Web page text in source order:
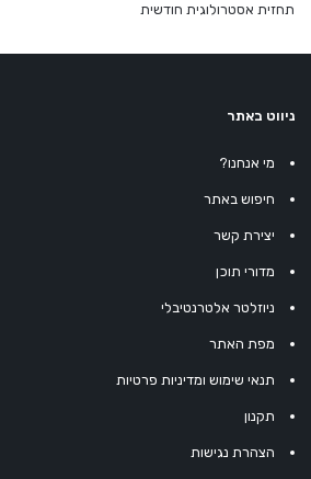
תחזית אסטרולוגית חודשית
ניווט באתר
מי אנחנו?
חיפוש באתר
יצירת קשר
מדורי תוכן
ניוזלטר אלטרנטיבלי
מפת האתר
תנאי שימוש ומדיניות פרטיות
תקנון
הצהרת נגישות